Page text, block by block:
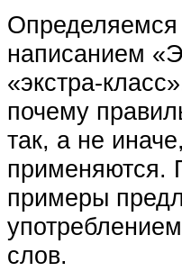
Определяемся
написанием
«экстра-
почему
так, а не
применяются.
примеры
слов.